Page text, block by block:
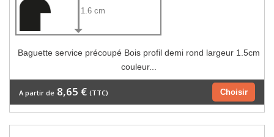
1.6 cm
Baguette service précoupé Bois profil demi rond largeur 1.5cm
couleur...
Choisir
A partir de 8,65 € (TTC)